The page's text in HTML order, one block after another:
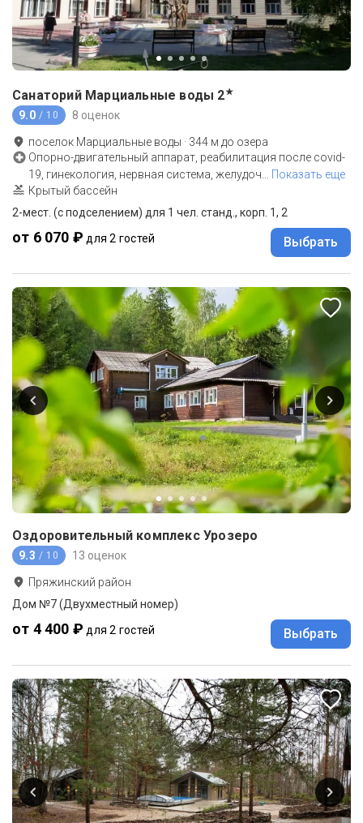
Санаторий Марциальные воды 2★
9.0 / 10 8 оценок
поселок Марциальные воды · 344 м до озера
Опорно-двигательный аппарат, реабилитация после covid-
19, гинекология, нервная система, желудоч
Показать еще
Крытый бассейн
2-мест. (с подселением) для 1 чел. станд., корп. 1, 2
от 6 070 ₽ для 2 гостей Выбрать
Оздоровительный комплекс Урозеро
9.3 / 10 13 оценок
Пряжинский район
Дом №7 (Двухместный номер)
от 4 400 ₽ для 2 гостей Выбрать